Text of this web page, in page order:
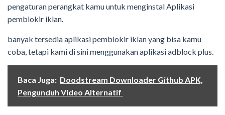
pengaturan perangkat kamu untuk menginstal Aplikasi
pemblokir iklan.
banyak tersedia aplikasi pemblokir iklan yang bisa kamu
coba, tetapi kami di sini menggunakan aplikasi adblock plus.
Baca Juga: Doodstream Downloader Github APK,
Pengunduh Video Alternatif